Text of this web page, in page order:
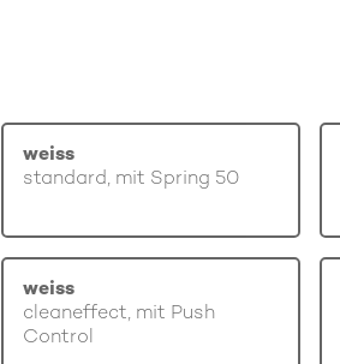
weiss
standard, mit Spring 50
weiss
cleaneffect, mit Push
Control